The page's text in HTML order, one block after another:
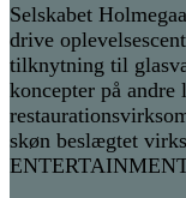
Selskabet
drive
tilknytning til
koncepter på andre
skøn beslægtet